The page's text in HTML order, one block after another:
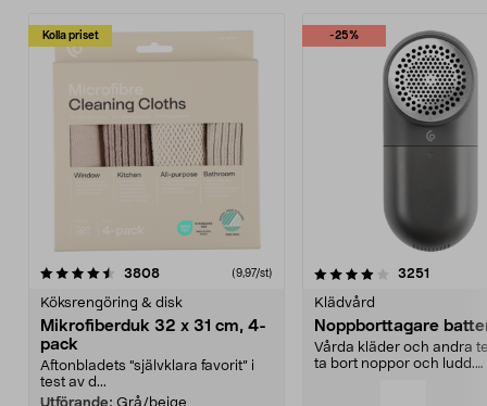
Kolla priset
3808recensioner (9,97/st)
Köksrengöring & disk
Mikrofiberduk 32 x 31 cm, 4-
pack
Aftonbladets "självklara favorit” i
test av d...
-25%
4.0av 5 stjärnor 3251
Klädvård
Noppborttagare
Vårda kläder och andra
ta bort noppor och ludd.
4.5av 5 stjärnor